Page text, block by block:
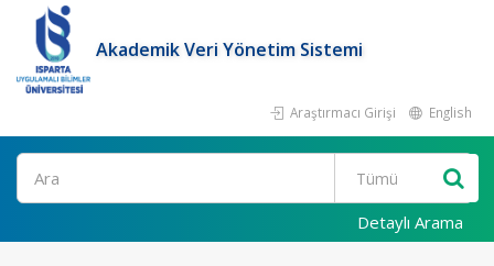
Akademik Veri Yönetim Sistemi
Araştırmacı Girişi English
Ara
Detaylı Arama